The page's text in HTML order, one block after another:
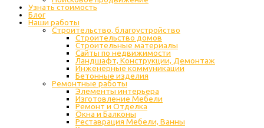
Узнать стоимость
Блог
Наши работы
Строительство, благоустройство
Строительство домов
Строительные материалы
Сайты по недвижимости
Ландшафт, Конструкции, Демонтаж
Инженерные коммуникации
Бетонные изделия
Ремонтные работы
Элементы интерьера
Изготовление Мебели
Ремонт и Отделка
Окна и Балконы
Реставрация Мебели, Ванны